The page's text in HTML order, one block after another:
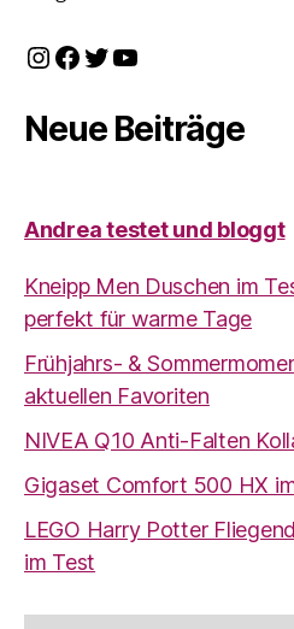
Instagram
Facebook
Twitter
YouTube
Neue Beiträge
Andrea testet und bloggt
Kneipp Men Duschen im
perfekt für warme Tage
Frühjahrs- &
aktuellen Favoriten
NIVEA Q10 Anti-Falten
Gigaset Comfort 500 HX
LEGO Harry Potter
im Test